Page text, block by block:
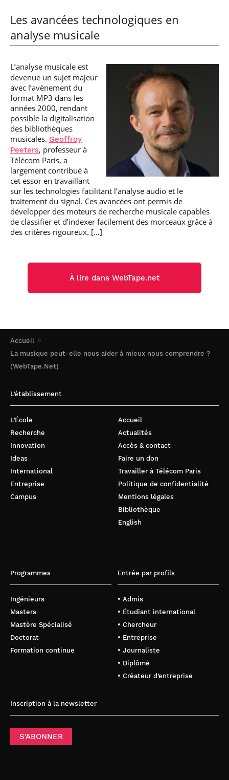
Accueil
La musique peut-elle nous aider à mieux nous comprendre ?
(WebTape.Net)
Les avancées technologiques en
analyse musicale
L’analyse musicale est
devenue un sujet majeur
avec l’avènement du
format MP3 dans les
années 2000, rendant
possible la digitalisation
des bibliothèques
musicales. Geof­froy
Peeters, professeur à
Télécom Paris, a
largement contribué à
cet essor en travaillant
sur les technologies facilitant l’analyse audio et le
traitement du signal. Ces avancées ont permis de
développer des moteurs de recherche musicale capables
de classifier et d’indexer facilement des morceaux grâce à
des critères rigoureux. […]
À lire dans WebTape.net
L’établissement
L’École
Recherche
Innovation
Ideas
International
Entreprise
Campus
Accueil
Actualités
Accès & contact
Faire un don
Travailler à Télécom Paris
Politique de confidentialité
Mentions légales
Bibliothèque
English
Programmes
Ingénieurs
Masters
Mastère Spécialisé
Doctorat
Formation continue
Entrée par profils
• Admis
• Étudiant international
• Chercheur
• Entreprise
• Journaliste
• Diplômé
• Créateur d’entreprise
Inscription à la newsletter
S’ABONNER